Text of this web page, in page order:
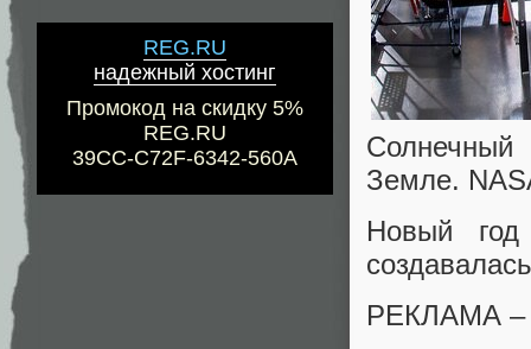
REG.RU
надежный хостинг
Промокод на скидку 5%
REG.RU
39CC-C72F-6342-560A
Земле.
Новый
РЕКЛАМА